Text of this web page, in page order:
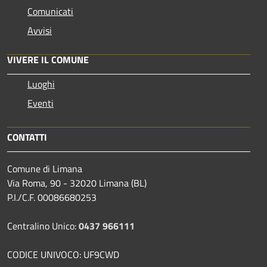
Comunicati
Avvisi
VIVERE IL COMUNE
Luoghi
Eventi
CONTATTI
Comune di Limana
Via Roma, 90 - 32020 Limana (BL)
P.I./C.F. 00086680253
Centralino Unico:0437 966111
CODICE UNIVOCO: UF9CWD